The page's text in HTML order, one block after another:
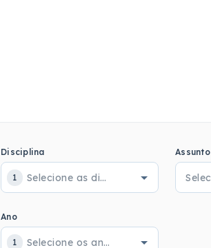
Disciplina
1
Assunto
Ano
1